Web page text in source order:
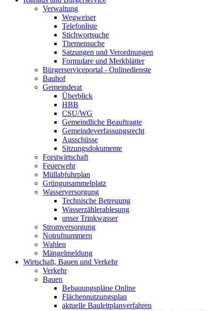
Verwaltung
Wegweiser
Telefonliste
Stichwortsuche
Themensuche
Satzungen und Verordnungen
Formulare und Merkblätter
Bürgerserviceportal - Onlinedienste
Bauhof
Gemeinderat
Überblick
HBB
CSU/WG
Gemeindliche Beauftragte
Gemeindeverfassungsrecht
Ausschüsse
Sitzungsdokumente
Forstwirtschaft
Feuerwehr
Müllabfuhrplan
Grüngutsammelplatz
Wasserversorgung
Technische Betreuung
Wasserzählerablesung
unser Trinkwasser
Stromversorgung
Notrufnummern
Wahlen
Mängelmeldung
Wirtschaft, Bauen und Verkehr
Verkehr
Bauen
Bebauungspläne Online
Flächennutzungsplan
aktuelle Bauleitplanverfahren